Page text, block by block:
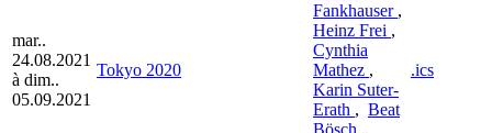
mar..
24.08.2021
à dim..
05.09.2021
Tokyo 2020
Fankhauser ,
Heinz Frei ,
Cynthia
Mathez ,
Karin Suter-
Erath , Beat
Bösch ,
.ics